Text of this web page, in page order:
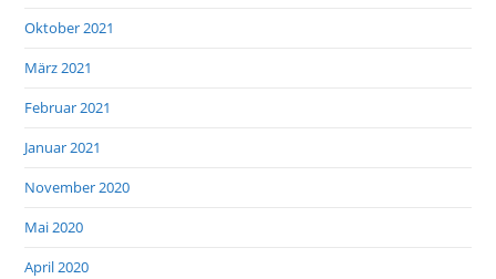
Oktober 2021
März 2021
Februar 2021
Januar 2021
November 2020
Mai 2020
April 2020